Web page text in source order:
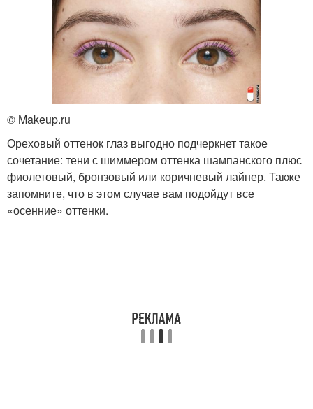
© Makeup.ru
Ореховый оттенок глаз выгодно подчеркнет такое
сочетание: тени с шиммером оттенка шампанского плюс
фиолетовый, бронзовый или коричневый лайнер. Также
запомните, что в этом случае вам подойдут все
«осенние» оттенки.